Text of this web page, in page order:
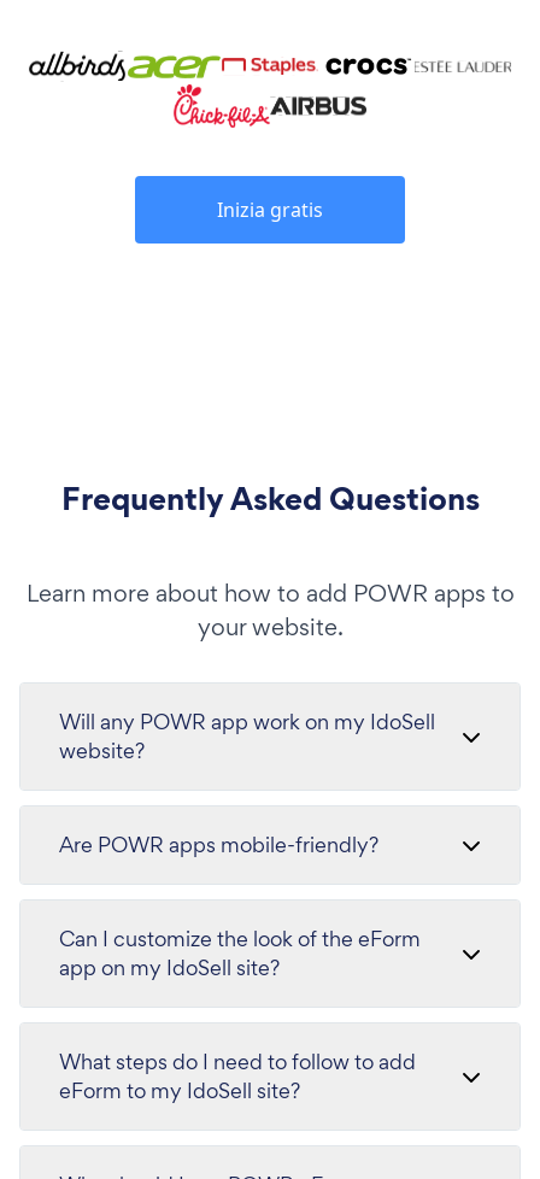
Inizia gratis
Frequently Asked Questions
Learn more about how to add POWR apps to
your website.
Will any POWR app work on my IdoSell
website?
Are POWR apps mobile-friendly?
Can I customize the look of the eForm
app on my IdoSell site?
What steps do I need to follow to add
eForm to my IdoSell site?